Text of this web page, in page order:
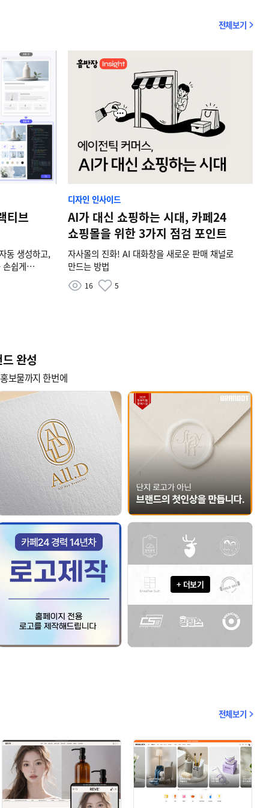
전체보기
티브
동 생성하고,
쉽게
디자인 인사이드
AI가 대신 쇼핑하는 시대, 카페24
쇼핑몰을 위한 3가지 점검 포인트
자사몰의 진화! AI 대화창을 새로운 판매 채널로
만드는 방법
16 5
완성
보물까지 한번에
+ 더보기
전체보기